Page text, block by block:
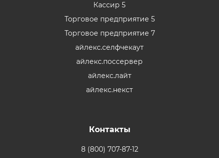
Кассир 5
Торговое предприятие 5
Торговое предприятие 7
айлекс.селфчекаут
айлекс.поссервер
айлекс.лайт
айлекс.некст
Контакты
8 (800) 707-87-12